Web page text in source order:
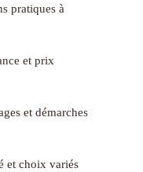
pratiques à
et prix
et démarches
et choix variés